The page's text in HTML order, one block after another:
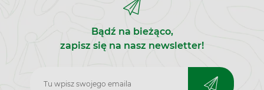
Bądź na bieżąco,
zapisz się na nasz newsletter!
Zapisz